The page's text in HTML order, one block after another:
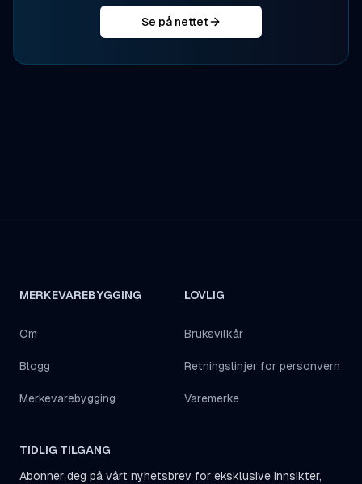
Se på nettet
MERKEVAREBYGGING
Om
Blogg
Merkevarebygging
LOVLIG
Bruksvilkår
Retningslinjer for personvern
Varemerke
TIDLIG TILGANG
Abonner deg på vårt nyhetsbrev for eksklusive innsikter,